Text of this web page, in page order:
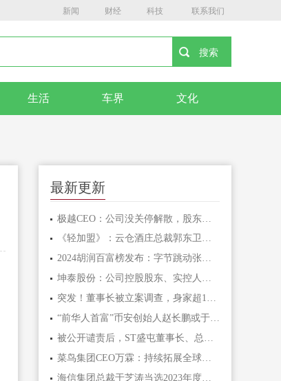
新闻 财经 科技 联系我们
生活 车界 文化
最新更新
极越CEO：公司没关停解散，股东愿意承担员工离职赔偿，正在争取员工与股东直接对话
《轻加盟》：云仓酒庄总裁郭东卫剖析新商业模式的未来之路
2024胡润百富榜发布：字节跳动张一鸣成为中国首富，宗馥莉为中国女首富
坤泰股份：公司控股股东、实控人、董事长婚姻关系解除，不涉及公司股份分割与重新分配等事项
突发！董事长被立案调查，身家超160亿
“前华人首富”币安创始人赵长鹏或于周五提前获释，此前被判四个月监禁
被公开谴责后，ST盛屯董事长、总经理、财务总监、董秘集体辞职
菜鸟集团CEO万霖：持续拓展全球物流网络，服务好阿里电商和开放市场
海信集团总裁于芝涛当选2023年度青岛经济人物